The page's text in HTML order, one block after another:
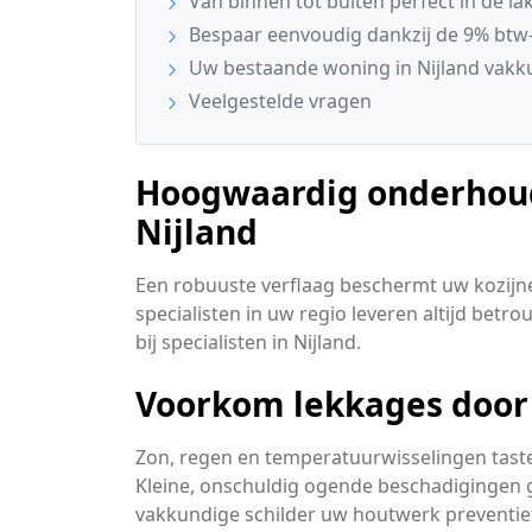
Bespaar eenvoudig dankzij de 9%
Uw bestaande woning in Nijland
Veelgestelde vragen
Hoogwaardig
Nijland
Een robuuste verflaag beschermt uw
specialisten in uw regio leveren altijd
bij specialisten in Nijland.
Voorkom lekkages
Zon, regen en temperatuurwisselingen
Kleine, onschuldig ogende
vakkundige schilder uw houtwerk